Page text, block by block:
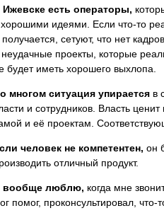
Ижевске есть операторы,
идеями. Если что-то
сетуют, что нет
неудачные проекты, которые
будет иметь хорошего выхлопа.
многом ситуация упираетсяв
и сотрудников. Власть
и её проектам.
человек не компетентен, он
отличный продукт.
вообще люблю, когда мне
помог, проконсультировал,